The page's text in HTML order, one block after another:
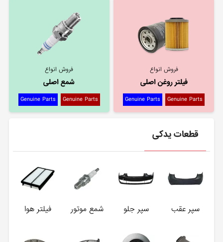
فروش انواع
فیلتر روغن اصلی
Genuine Parts
Genuine Parts
فروش انواع
شمع اصلی
Genuine Parts
Genuine Parts
قطعات یدکی
سپر عقب سپر جلو شمع موتور فیلتر هوا